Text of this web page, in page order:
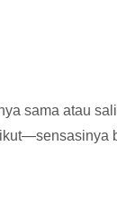
sama atau
ikut—sensasinya